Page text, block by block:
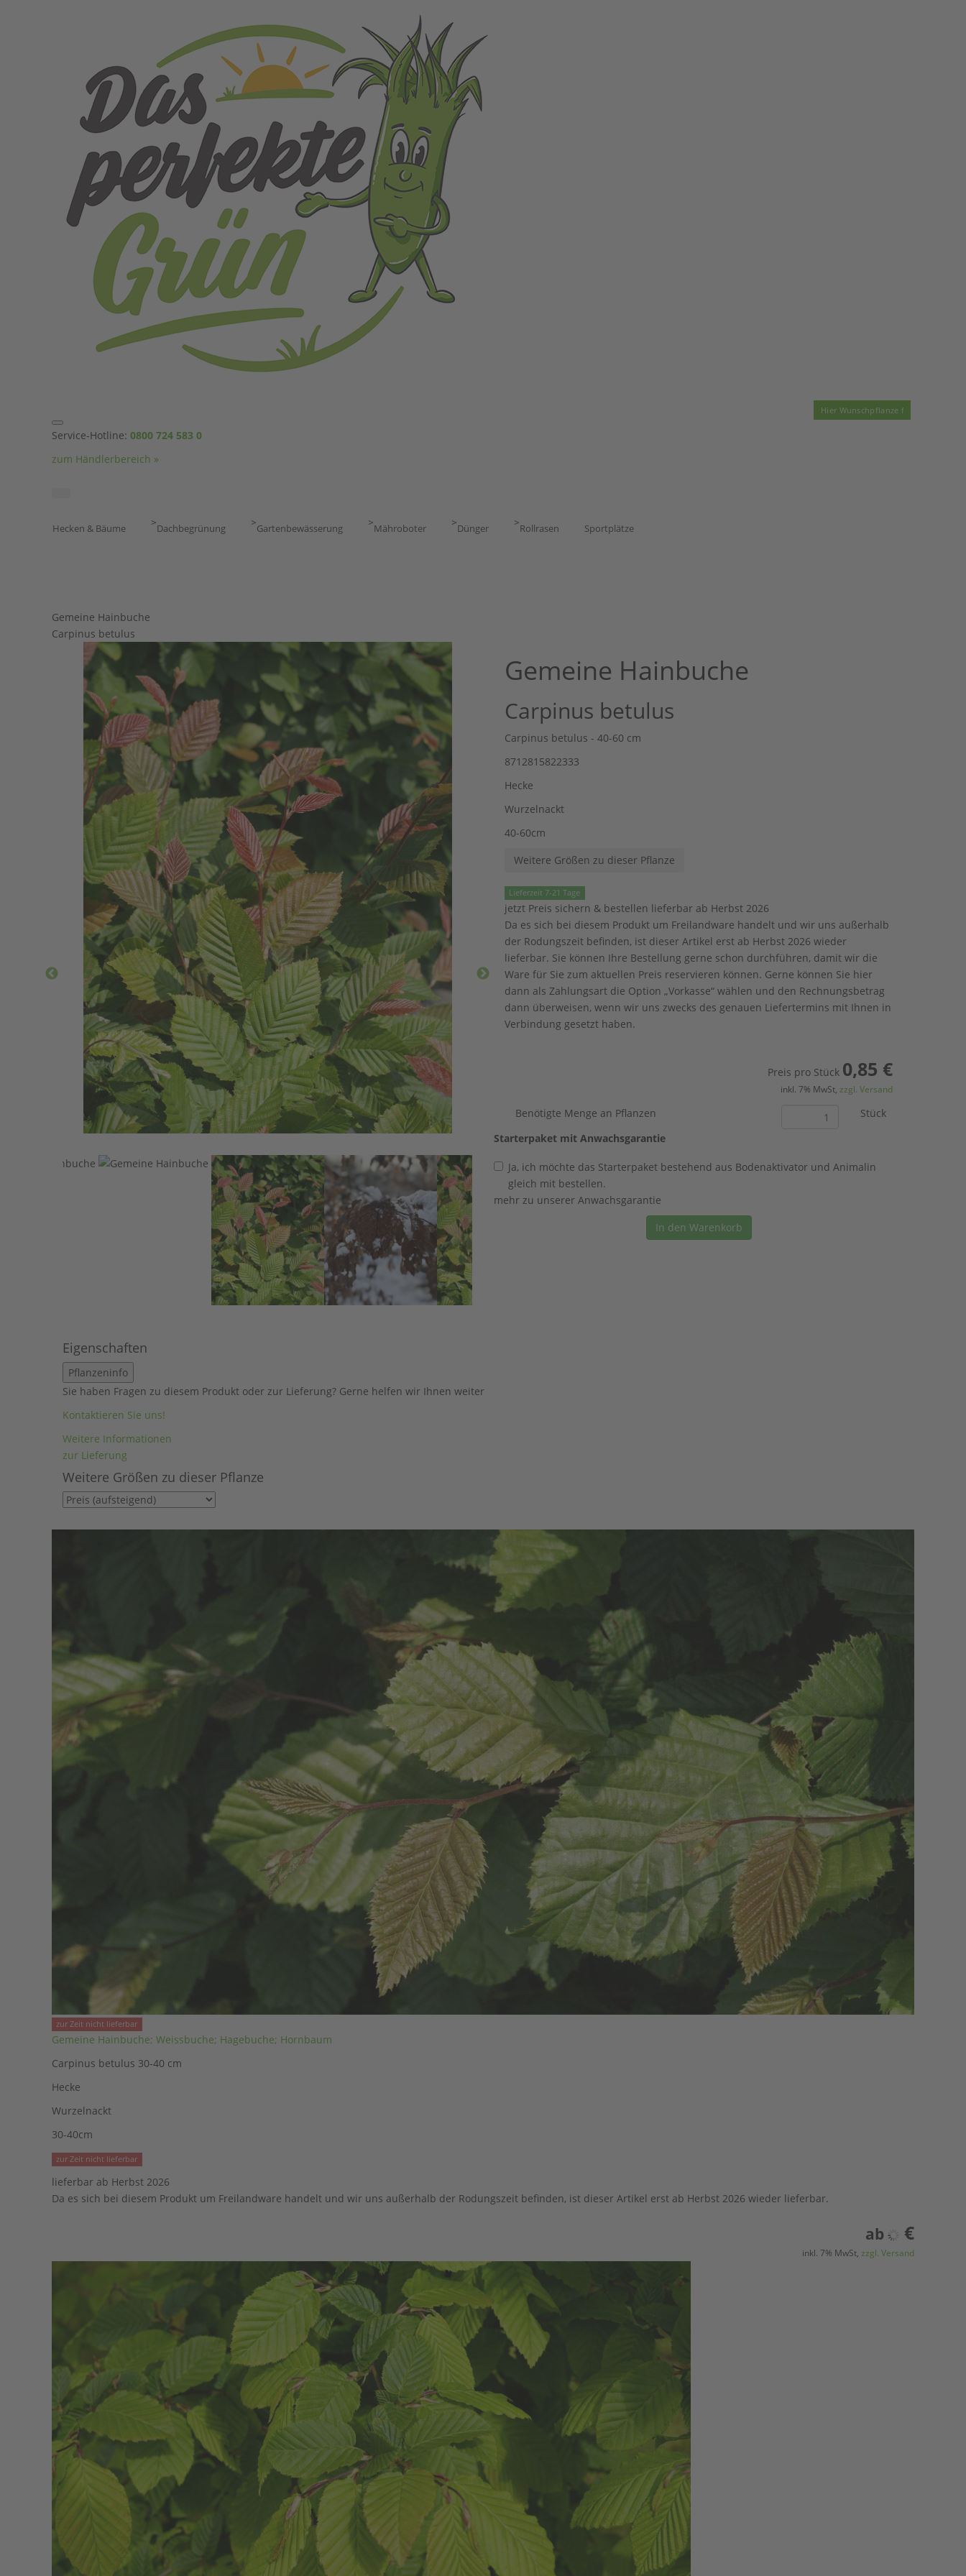
Service-Hotline: 0800 724 583 0
zum Händlerbereich »
Hecken & Bäume >Dachbegrünung >Gartenbewässerung >Mähroboter >Dünger >Rollrasen Sportplätze
Gemeine Hainbuche
Carpinus betulus
Gemeine Hainbuche
Carpinus betulus
Carpinus betulus - 40-60 cm
8712815822333
Hecke
Wurzelnackt
40-60cm
Weitere Größen zu dieser Pflanze
Lieferzeit 7-21 Tage
jetzt Preis sichern & bestellen lieferbar ab Herbst 2026
Da es sich bei diesem Produkt um Freilandware handelt und wir uns außerhalb
der Rodungszeit befinden, ist dieser Artikel erst ab Herbst 2026 wieder
lieferbar. Sie können Ihre Bestellung gerne schon durchführen, damit wir die
Ware für Sie zum aktuellen Preis reservieren können. Gerne können Sie hier
dann als Zahlungsart die Option „Vorkasse“ wählen und den Rechnungsbetrag
dann überweisen, wenn wir uns zwecks des genauen Liefertermins mit Ihnen in
Verbindung gesetzt haben.
Preis pro Stück 0,85 €
inkl. 7% MwSt, zzgl. Versand
Benötigte Menge an Pflanzen
Stück
Starterpaket mit Anwachsgarantie
Ja, ich möchte das Starterpaket bestehend aus Bodenaktivator und Animalin
gleich mit bestellen.
mehr zu unserer Anwachsgarantie
In den Warenkorb
Eigenschaften
Pflanzeninfo
Sie haben Fragen zu diesem Produkt oder zur Lieferung? Gerne helfen wir Ihnen weiter
Kontaktieren Sie uns!
Weitere Informationen
zur Lieferung
Weitere Größen zu dieser Pflanze
zur Zeit nicht lieferbar
Gemeine Hainbuche; Weissbuche; Hagebuche; Hornbaum
Carpinus betulus 30-40 cm
Hecke
Wurzelnackt
30-40cm
zur Zeit nicht lieferbar
lieferbar ab Herbst 2026
Da es sich bei diesem Produkt um Freilandware handelt und wir uns außerhalb der Rodungszeit befinden, ist dieser Artikel erst ab Herbst 2026 wieder lieferbar.
ab €
inkl. 7% MwSt, zzgl. Versand